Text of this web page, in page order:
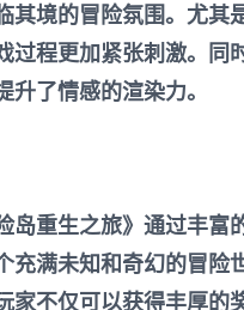
其境的冒险氛围。尤其
过程更加紧张刺激。同
升了情感的渲染力。
岛重生之旅》通过丰
充满未知和奇幻的冒险
家不仅可以获得丰厚的